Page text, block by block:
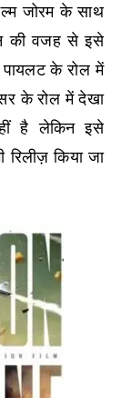
जोरम के साथ
की वजह से इसे
पायलट के रोल में
के रोल में देखा
है लेकिन इसे
किया जा